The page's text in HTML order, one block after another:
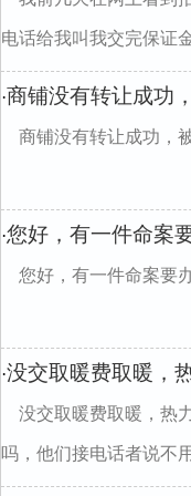
电话给我叫我交完保证
·商铺没有转让成功
商铺没有转让成功，
·您好，有一件命案
您好，有一件命案要
·没交取暖费取暖，
没交取暖费取暖，热
吗，他们接电话者说不